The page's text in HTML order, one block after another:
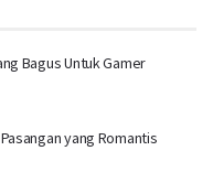
Bagus Untuk Gamer
yang Romantis